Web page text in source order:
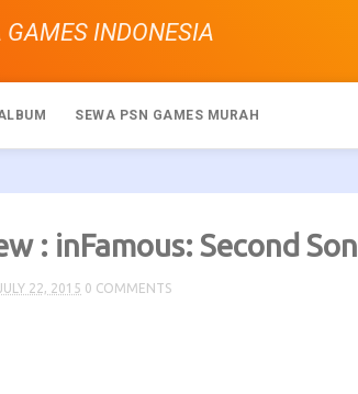
GAMES INDONESIA
SEWA PSN GAMES MURAH
: inFamous: Second Son
22, 2015 0 COMMENTS